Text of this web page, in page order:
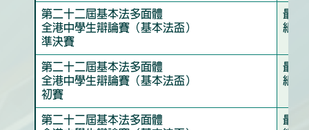
第二十二屆基本法多面體
全港中學生辯論賽（基本法盃）
準決賽
最佳
組）
第二十二屆基本法多面體
全港中學生辯論賽（基本法盃）
初賽
最佳
組）
第二十二屆基本法多面體
最佳